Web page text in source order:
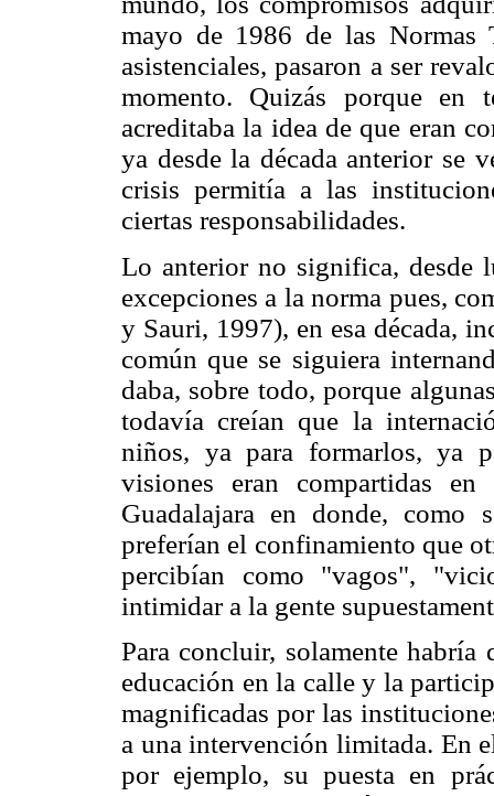
mayo de 1986 de las Normas
asistenciales, pasaron a ser
momento. Quizás porque en
acreditaba la idea de que eran
ya desde la década anterior se
crisis permitía a las
ciertas responsabilidades.
Lo anterior no significa, desde
excepciones a la norma pues,
y Sauri, 1997), en esa década,
común que se siguiera
daba, sobre todo, porque
todavía creían que la
niños, ya para formarlos, ya
visiones eran compartidas
Guadalajara en donde, como
preferían el confinamiento que
percibían como "vagos",
intimidar a la gente
Para concluir, solamente habría
educación en la calle y la
magnificadas por las
a una intervención limitada. En
por ejemplo, su puesta en